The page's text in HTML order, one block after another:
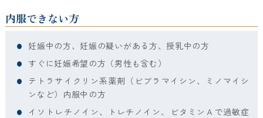
内服できない方
妊娠中の方、妊娠の疑いがある方、授乳中の方
すぐに妊娠希望の方（男性も含む）
テトラサイクリン系薬剤（ビブラマイシン、ミノマイシ
ンなど）内服中の方
イソトレチノイン、トレチノイン、ビタミンＡで過敏症